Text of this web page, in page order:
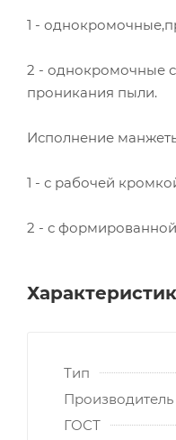
1 -
2 - однокромочные
проникания пыли.
Исполнение
1 - с рабочей
2 - с
Тип
Производитель
ГОСТ